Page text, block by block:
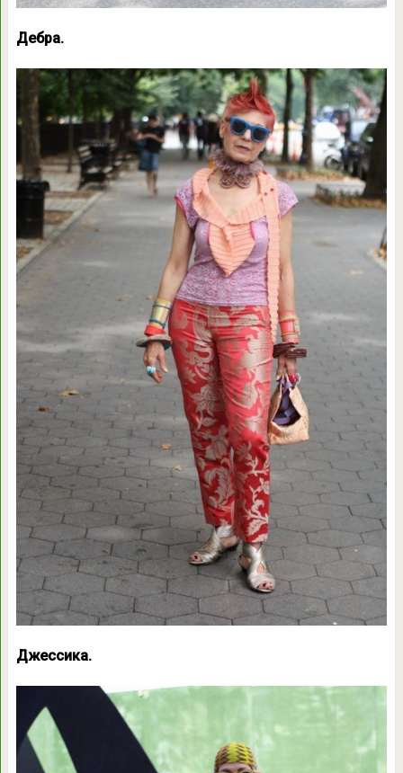
Дебра.
Джессика.